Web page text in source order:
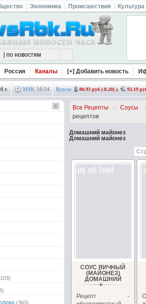
Экономика Происшествия Культура
Россия Каналы [+] Добавить новость
г. MSK 16:54 Курсы: 80.93 руб (-0.20) 93.19
Все Рецепты > Соусы
рецептов
Домашний майонез
Домашний майонез
СОУС ЯИЧНЫЙ
(МАЙОНЕЗ)
ДОМАШНИЙ
Рецепт -
(363)